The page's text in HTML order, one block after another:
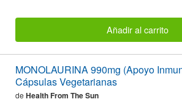
Añadir al carrito
MONOLAURINA 990mg (Apoyo
Cápsulas Vegetarianas
de Health From The Sun